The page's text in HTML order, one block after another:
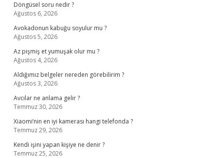
Döngüsel soru nedir ?
Ağustos 6, 2026
Avokadonun kabuğu soyulur mu ?
Ağustos 5, 2026
Az pişmiş et yumuşak olur mu ?
Ağustos 4, 2026
Aldığımız belgeler nereden görebilirim ?
Ağustos 3, 2026
Avcılar ne anlama gelir ?
Temmuz 30, 2026
Xiaomi’nin en iyi kamerası hangi telefonda ?
Temmuz 29, 2026
Kendi işini yapan kişiye ne denir ?
Temmuz 25, 2026